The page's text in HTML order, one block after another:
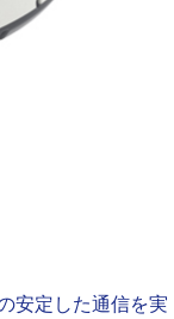
安定した通信を実